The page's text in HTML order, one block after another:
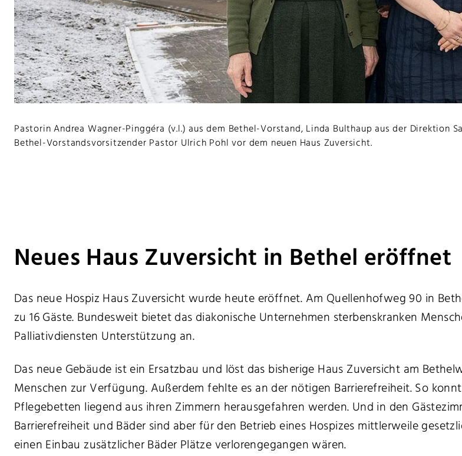
Pastorin Andrea Wagner-Pinggéra (v.l.) aus dem Bethel-Vorstand, Linda Bulthaup aus der Direktion
Bethel-Vorstandsvorsitzender Pastor Ulrich Pohl vor dem neuen Haus Zuversicht.
Neues Haus Zuversicht in Bethel eröffnet
Das neue Hospiz Haus Zuversicht wurde heute eröffnet. Am Quellenhofweg 90 in
zu 16 Gäste. Bundesweit bietet das diakonische Unternehmen sterbenskranken
Palliativdiensten Unterstützung an.
Das neue Gebäude ist ein Ersatzbau und löst das bisherige Haus Zuversicht am
Menschen zur Verfügung. Außerdem fehlte es an der nötigen Barrierefreiheit. So
Pflegebetten liegend aus ihren Zimmern herausgefahren werden. Und in den
Barrierefreiheit und Bäder sind aber für den Betrieb eines Hospizes mittlerweile
einen Einbau zusätzlicher Bäder Plätze verlorengegangen wären.